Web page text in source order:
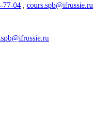
77-04 , cours.spb@ifrussie.ru